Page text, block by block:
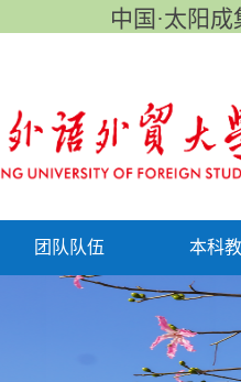
中国·太阳
团队队伍 本科